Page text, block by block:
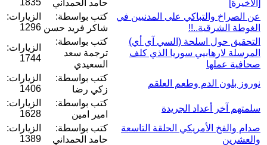
[الأخيرة]
حامد الحمداني
عن الصراخ والتباكي على المدنيين في
الغوطة الشرقية..!!
كتب بواسطة:
شاكر فريد حسن
الزيارات:
1296
التحقيق حول اسلحة (السي آي أي)
المرسلة لارهابيي سوريا الذي كلف
صحافية عملها
كتب بواسطة:
ترجمة سعد
السعيدي
الزيارات:
1744
نوروز بلون الدم وطعم العلقم
كتب بواسطة:
زكي رضا
الزيارات:
1406
سلمتهم آخر أعداد الجريدة
كتب بواسطة:
امير امين
الزيارات:
1628
صدام والفخ الأمريكي الحلقة التاسعة
والعشرين
كتب بواسطة:
حامد الحمداني
الزيارات:
1389